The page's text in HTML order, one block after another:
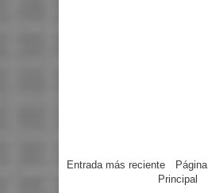
Entrada más reciente
Página
Principal